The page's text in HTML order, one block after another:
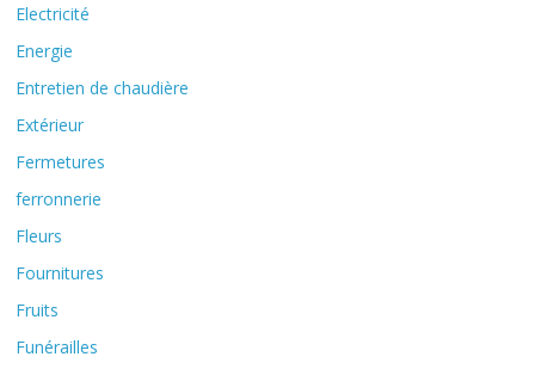
Electricité
Energie
Entretien de chaudière
Extérieur
Fermetures
ferronnerie
Fleurs
Fournitures
Fruits
Funérailles